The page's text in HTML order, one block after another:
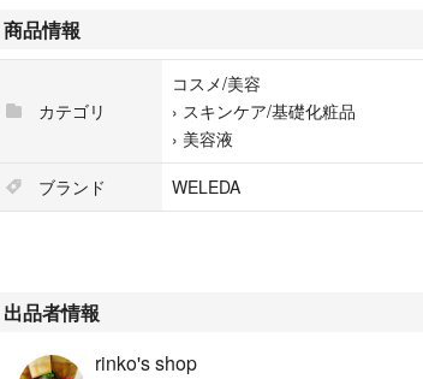
#オーガニック
#美容クリーム
商品情報
カテゴリ
コスメ/美容
› スキンケア/基礎化粧品
› 美容液
ブランド
WELEDA
出品者情報
rinko's shop